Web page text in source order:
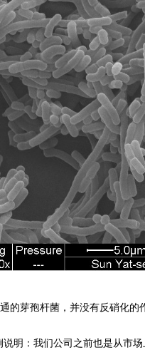
的芽孢杆菌，并没有反硝化的
明：我们公司之前也是从市